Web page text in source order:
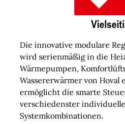
Die innovative modulare
wird serienmäßig in die
Wärmepumpen,
Wassererwärmer von Hoval
ermöglicht die smarte
verschiedenster
Systemkombinationen.